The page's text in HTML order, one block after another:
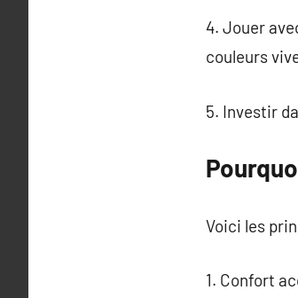
4. Jouer
couleurs
5. Investir
Voici les
1. Confort